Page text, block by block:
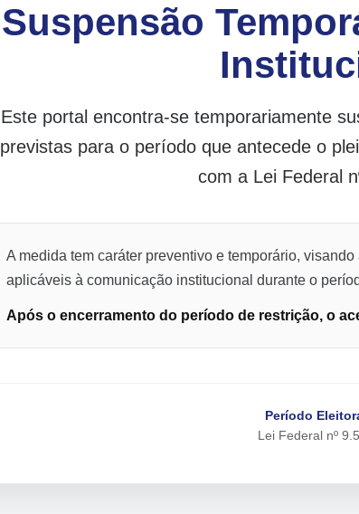
Suspensão
Este portal encontra-se temporariamente
previstas para o período que antecede o
com a Lei Federal
A medida tem caráter preventivo e temporário,
aplicáveis à comunicação institucional durante o
Após o encerramento do período de restrição, o
Período
Lei Federal nº